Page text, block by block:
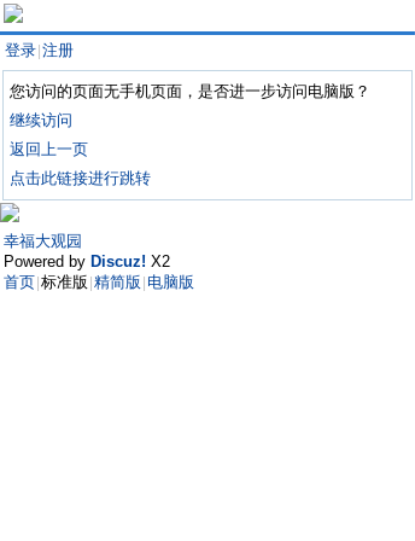
登录 注册
您访问的页面无手机页面，是否进一步访问电脑版？
继续访问
返回上一页
点击此链接进行跳转
幸福大观园
Powered by Discuz! X2
首页 标准版 精简版 电脑版